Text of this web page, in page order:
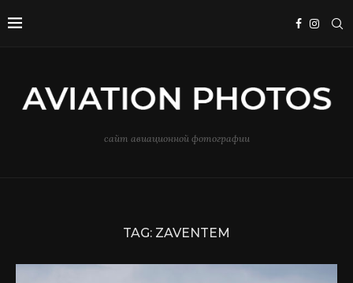
сайт авиационной фотографии
TAG: ZAVENTEM